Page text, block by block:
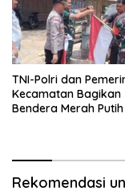
TNI-Polri dan
Kecamatan Bagikan
Bendera Merah Putih
Rekomendasi